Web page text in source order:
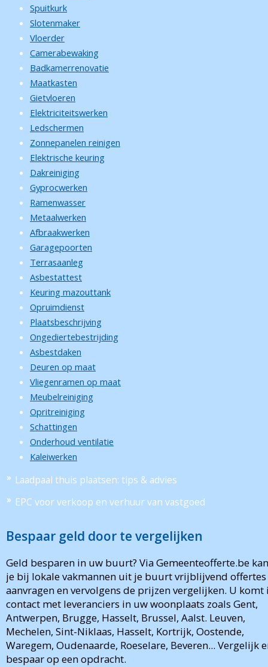
Spuitkurk
Slotenmaker
Vloerder
Camerabewaking
Badkamerrenovatie
Maatkasten
Gietvloeren
Elektriciteitswerken
Ledschermen
Zonnepanelen reinigen
Elektrische keuring
Dakreiniging
Gyprocwerken
Ramenwasser
Metaalwerken
Afbraakwerken
Garagepoorten
Terrasaanleg
Asbestattest
Keuring mazouttank
Opruimdienst
Plaatsbeschrijving
Ongediertebestrijding
Asbestdaken
Deuren op maat
Vliegenramen op maat
Meubelreiniging
Opritreiniging
Schattingen
Onderhoud ventilatie
Kaleiwerken
Laadpaal thuis plaatsen: tips & advies
EPC voor verkoop en verhuur van vastgoed
Bespaar geld door te vergelijken
Geld besparen in uw buurt? Via Gemeenteofferte.be kan
je bij lokale vakmannen uit je buurt vrijblijvend offertes
aanvragen en vervolgens de prijzen vergelijken. U komt
contact met leveranciers in uw woonplaats zoals Gent,
Antwerpen, Brugge, Hasselt, Brussel, Aalst. Leuven,
Mechelen, Sint-Niklaas, Hasselt, Kortrijk, Oostende,
Waregem, Oudenaarde, Roeselare, Beveren... Vergelijk
bespaar op een opdracht.